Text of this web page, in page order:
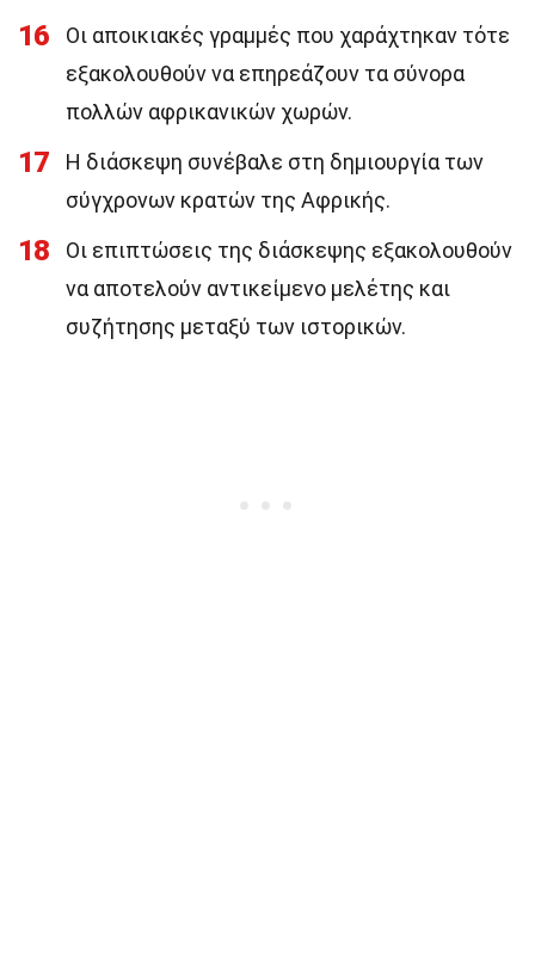
16
Οι αποικιακές γραμμές που χαράχτηκαν τότε
εξακολουθούν να επηρεάζουν τα σύνορα
πολλών αφρικανικών χωρών.
17
Η διάσκεψη συνέβαλε στη δημιουργία των
σύγχρονων κρατών της Αφρικής.
18
Οι επιπτώσεις της διάσκεψης εξακολουθούν
να αποτελούν αντικείμενο μελέτης και
συζήτησης μεταξύ των ιστορικών.